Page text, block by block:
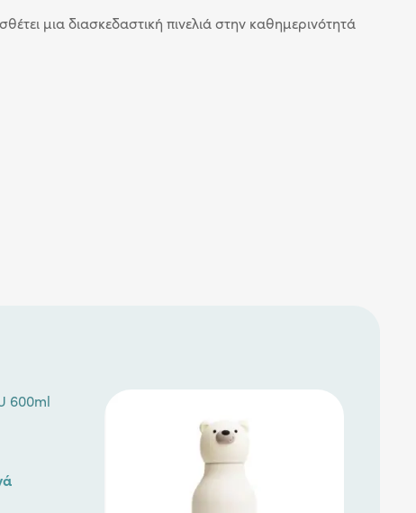
μια διασκεδαστική πινελιά στην καθημερινότητά